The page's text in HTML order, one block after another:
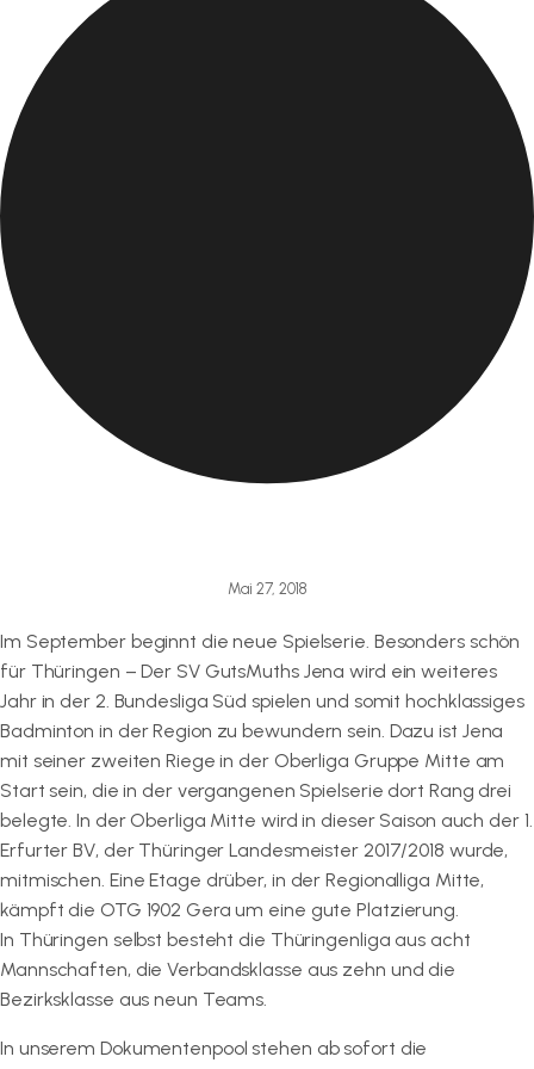
Mai 27, 2018
Im September beginnt die neue Spielserie. Besonders schön
für Thüringen – Der SV GutsMuths Jena wird ein weiteres
Jahr in der 2. Bundesliga Süd spielen und somit hochklassiges
Badminton in der Region zu bewundern sein. Dazu ist Jena
mit seiner zweiten Riege in der Oberliga Gruppe Mitte am
Start sein, die in der vergangenen Spielserie dort Rang drei
belegte. In der Oberliga Mitte wird in dieser Saison auch der 1.
Erfurter BV, der Thüringer Landesmeister 2017/2018 wurde,
mitmischen. Eine Etage drüber, in der Regionalliga Mitte,
kämpft die OTG 1902 Gera um eine gute Platzierung.
In Thüringen selbst besteht die Thüringenliga aus acht
Mannschaften, die Verbandsklasse aus zehn und die
Bezirksklasse aus neun Teams.
In unserem Dokumentenpool stehen ab sofort die